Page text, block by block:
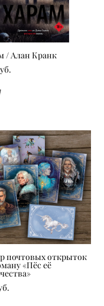
/ Алан Кранк
почтовых открыток
«Пёс её